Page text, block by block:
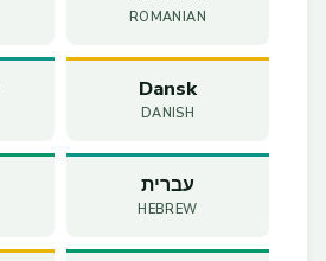
ROMANIAN
Dansk
DANISH
עברית
HEBREW